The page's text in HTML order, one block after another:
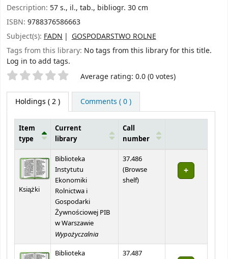
Description: 57 s., il., tab., bibliogr. 30 cm
ISBN: 9788376586663
Subject(s): FADN
GOSPODARSTWO ROLNE
Tags from this library: No tags from this library for this title.
Log in to add tags.
Star ratings Average rating: 0.0 (0 votes)
Holdings ( 2 ) Comments ( 0 )
Item
type
Current
library
Call
number
Książki
Biblioteka
Instytutu
Ekonomiki
Rolnictwa i
Gospodarki
Żywnościowej PIB
w Warszawie
Wypożyczalnia
37.486
(Browse
shelf(Opens below)
)
Biblioteka
37.487